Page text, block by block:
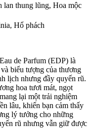
lan thung lũng, Hoa mộc
, Hổ phách
de Parfum (EDP) là
biểu tượng của thương
lịch nhưng đầy quyến rũ.
hoa tươi mát, ngọt
lại một trải nghiệm
lâu, khiến bạn cảm thấy
lý tưởng cho những
rũ nhưng vẫn giữ được